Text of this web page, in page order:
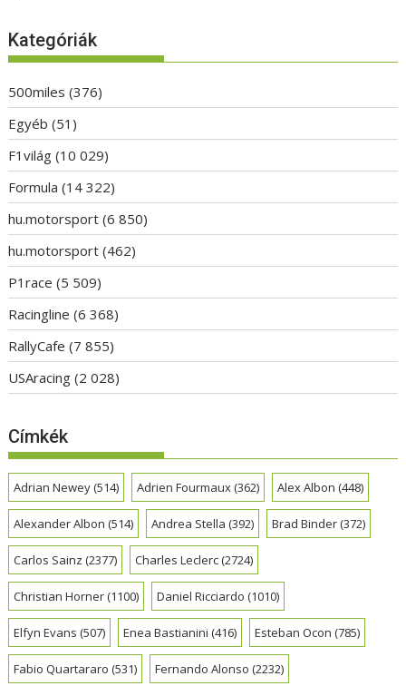
Kategóriák
500miles (376)
Egyéb (51)
F1világ (10 029)
Formula (14 322)
hu.motorsport (6 850)
hu.motorsport (462)
P1race (5 509)
Racingline (6 368)
RallyCafe (7 855)
USAracing (2 028)
Címkék
Adrian Newey(514) Adrien Fourmaux(362) Alex Albon (448)
Alexander Albon (514) Andrea Stella (392) Brad Binder(372)
Carlos Sainz (2377) Charles Leclerc(2724)
Christian Horner(1100) Daniel Ricciardo (1010)
Elfyn Evans (507) Enea Bastianini (416) Esteban Ocon (785)
Fabio Quartararo (531) Fernando Alonso (2232)